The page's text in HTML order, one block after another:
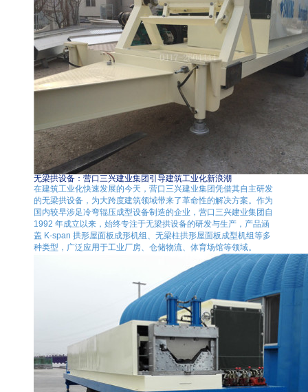
无梁拱设备：营口三兴建业集团引导建筑工业化新浪潮
在建筑工业化快速发展的今天，营口三兴建业集团凭借其自主研发
的无梁拱设备，为大跨度建筑领域带来了革命性的解决方案。作为
国内较早涉足冷弯辊压成型设备制造的企业，营口三兴建业集团自
1992 年成立以来，始终专注于无梁拱设备的研发与生产，产品涵
盖 K-span 拱形屋面板成形机组、无梁柱拱形屋面板成型机组等多
种类型，广泛应用于工业厂房、仓储物流、体育场馆等领域。